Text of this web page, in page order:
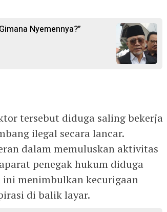
Nyemennya?”
tersebut diduga saling bekerja
ilegal secara lancar.
dalam memuluskan aktivitas
penegak hukum diduga
menimbulkan kecurigaan
di balik layar.